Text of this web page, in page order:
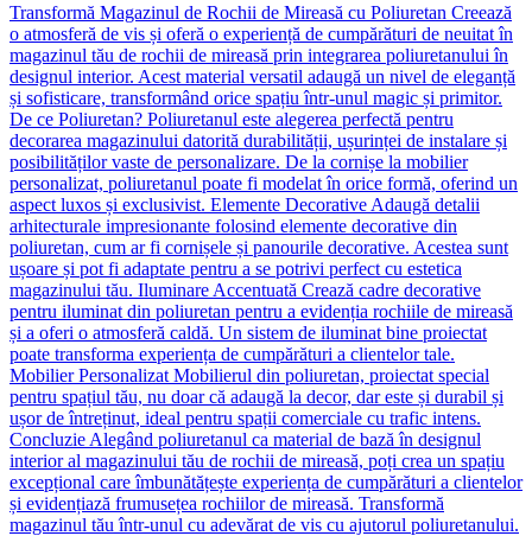
Transformă Magazinul de Rochii de Mireasă cu Poliuretan Creează
o atmosferă de vis și oferă o experiență de cumpărături de neuitat în
magazinul tău de rochii de mireasă prin integrarea poliuretanului în
designul interior. Acest material versatil adaugă un nivel de eleganță
și sofisticare, transformând orice spațiu într-unul magic și primitor.
De ce Poliuretan? Poliuretanul este alegerea perfectă pentru
decorarea magazinului datorită durabilității, ușurinței de instalare și
posibilităților vaste de personalizare. De la cornișe la mobilier
personalizat, poliuretanul poate fi modelat în orice formă, oferind un
aspect luxos și exclusivist. Elemente Decorative Adaugă detalii
arhitecturale impresionante folosind elemente decorative din
poliuretan, cum ar fi cornișele și panourile decorative. Acestea sunt
ușoare și pot fi adaptate pentru a se potrivi perfect cu estetica
magazinului tău. Iluminare Accentuată Crează cadre decorative
pentru iluminat din poliuretan pentru a evidenția rochiile de mireasă
și a oferi o atmosferă caldă. Un sistem de iluminat bine proiectat
poate transforma experiența de cumpărături a clientelor tale.
Mobilier Personalizat Mobilierul din poliuretan, proiectat special
pentru spațiul tău, nu doar că adaugă la decor, dar este și durabil și
ușor de întreținut, ideal pentru spații comerciale cu trafic intens.
Concluzie Alegând poliuretanul ca material de bază în designul
interior al magazinului tău de rochii de mireasă, poți crea un spațiu
excepțional care îmbunătățește experiența de cumpărături a clientelor
și evidențiază frumusețea rochiilor de mireasă. Transformă
magazinul tău într-unul cu adevărat de vis cu ajutorul poliuretanului.